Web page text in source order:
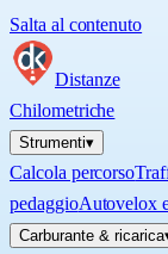
Salta al contenuto
Distanze
Chilometriche
Strumenti▾
Calcola percorso
pedaggioAutovelox
Carburante & ricarica